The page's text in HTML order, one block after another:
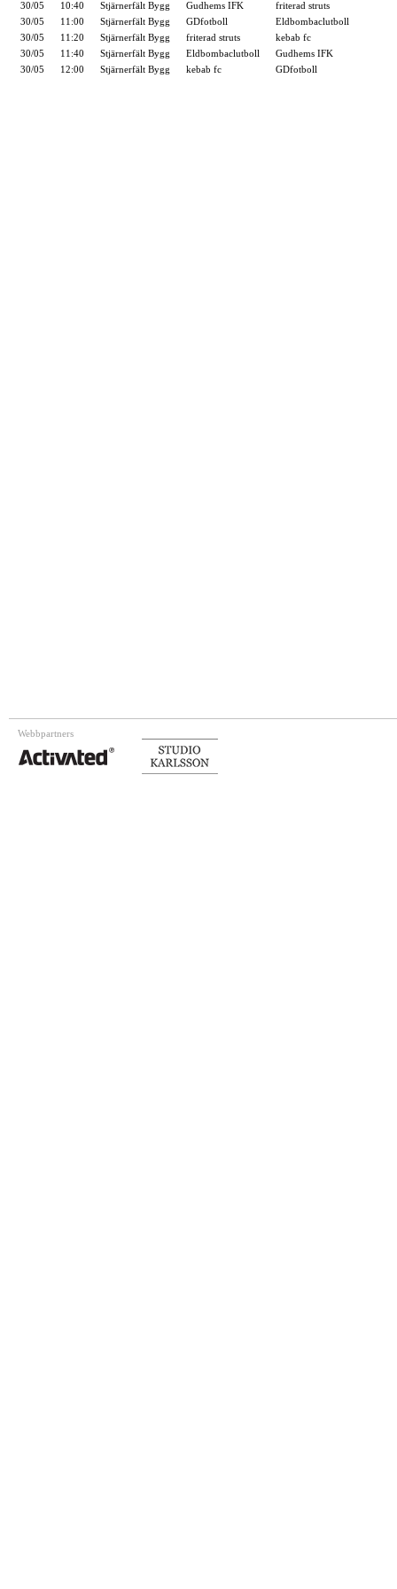
30/05 10:40 Stjärnerfält Bygg Gudhems IFK
friterad struts
30/05
11:00 Stjärnerfält Bygg GDfotboll
Eldbombaclutboll
30/05
11:20 Stjärnerfält Bygg friterad struts
kebab fc
30/05
11:40 Stjärnerfält Bygg Eldbombaclutboll
Gudhems IFK
30/05
12:00 Stjärnerfält Bygg kebab fc GDfotboll
Webbpartners